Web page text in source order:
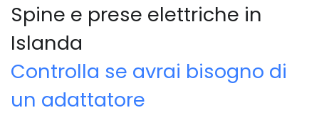
Spine e prese elettriche in
Islanda
Controlla se avrai bisogno di
un adattatore